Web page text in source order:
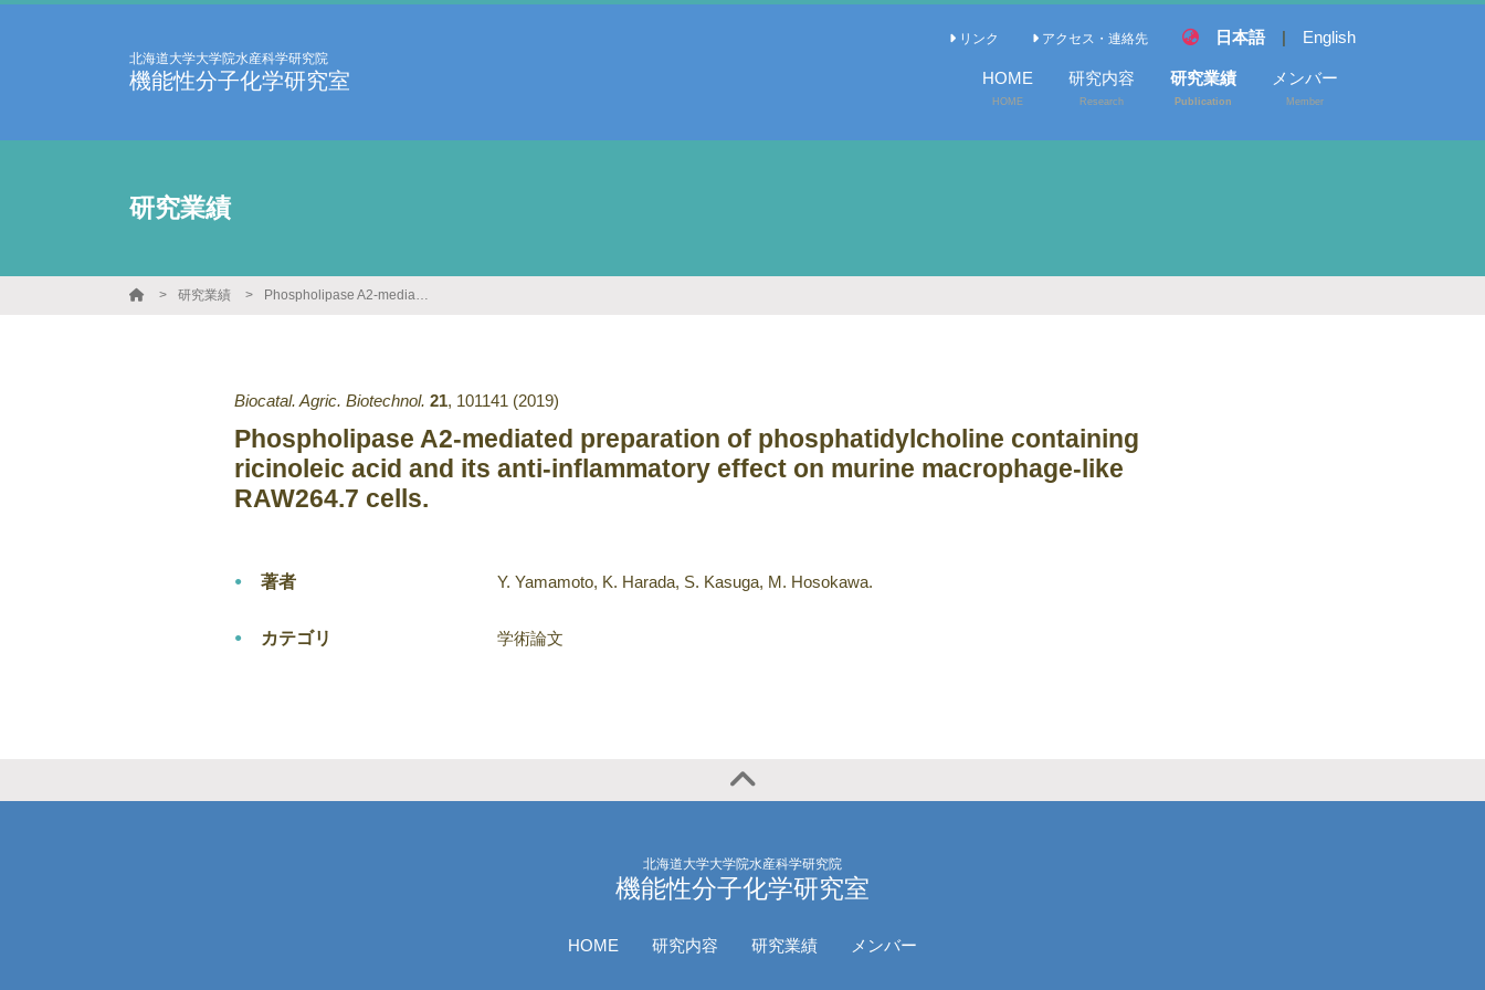
北海道大学大学院水産科学研究院
機能性分子化学研究室
リンク アクセス・連絡先 日本語 | English
HOME
HOME
研究内容
Research
研究業績
Publication
メンバー
Member
研究業績
研究業績 Phospholipase A2-mediated preparation of phosphatidylcholine containing ricinoleic acid and its anti-inflammatory effect on murine macrophage-like RAW264.7 cells.
Biocatal. Agric. Biotechnol. 21, 101141 (2019)
Phospholipase A2-mediated preparation of phosphatidylcholine containing
ricinoleic acid and its anti-inflammatory effect on murine macrophage-like
RAW264.7 cells.
著者 Y. Yamamoto, K. Harada, S. Kasuga, M. Hosokawa.
カテゴリ 学術論文
北海道大学大学院水産科学研究院
機能性分子化学研究室
HOME 研究内容 研究業績 メンバー